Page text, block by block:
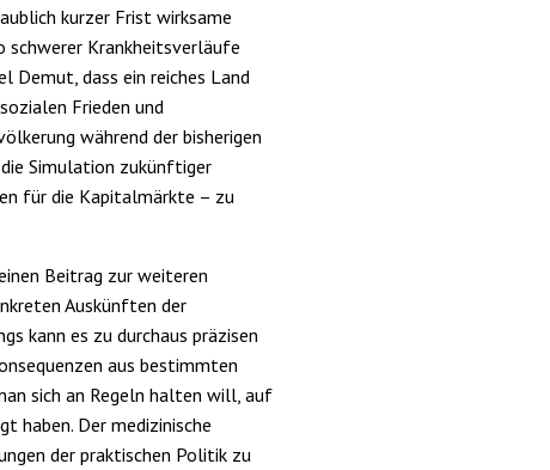
kurzer Frist wirksame
schwerer Krankheitsverläufe
Demut, dass ein reiches Land
Frieden und
während der bisherigen
Simulation zukünftiger
für die Kapitalmärkte – zu
Beitrag zur weiteren
Auskünften der
kann es zu durchaus präzisen
aus bestimmten
sich an Regeln halten will, auf
haben. Der medizinische
der praktischen Politik zu